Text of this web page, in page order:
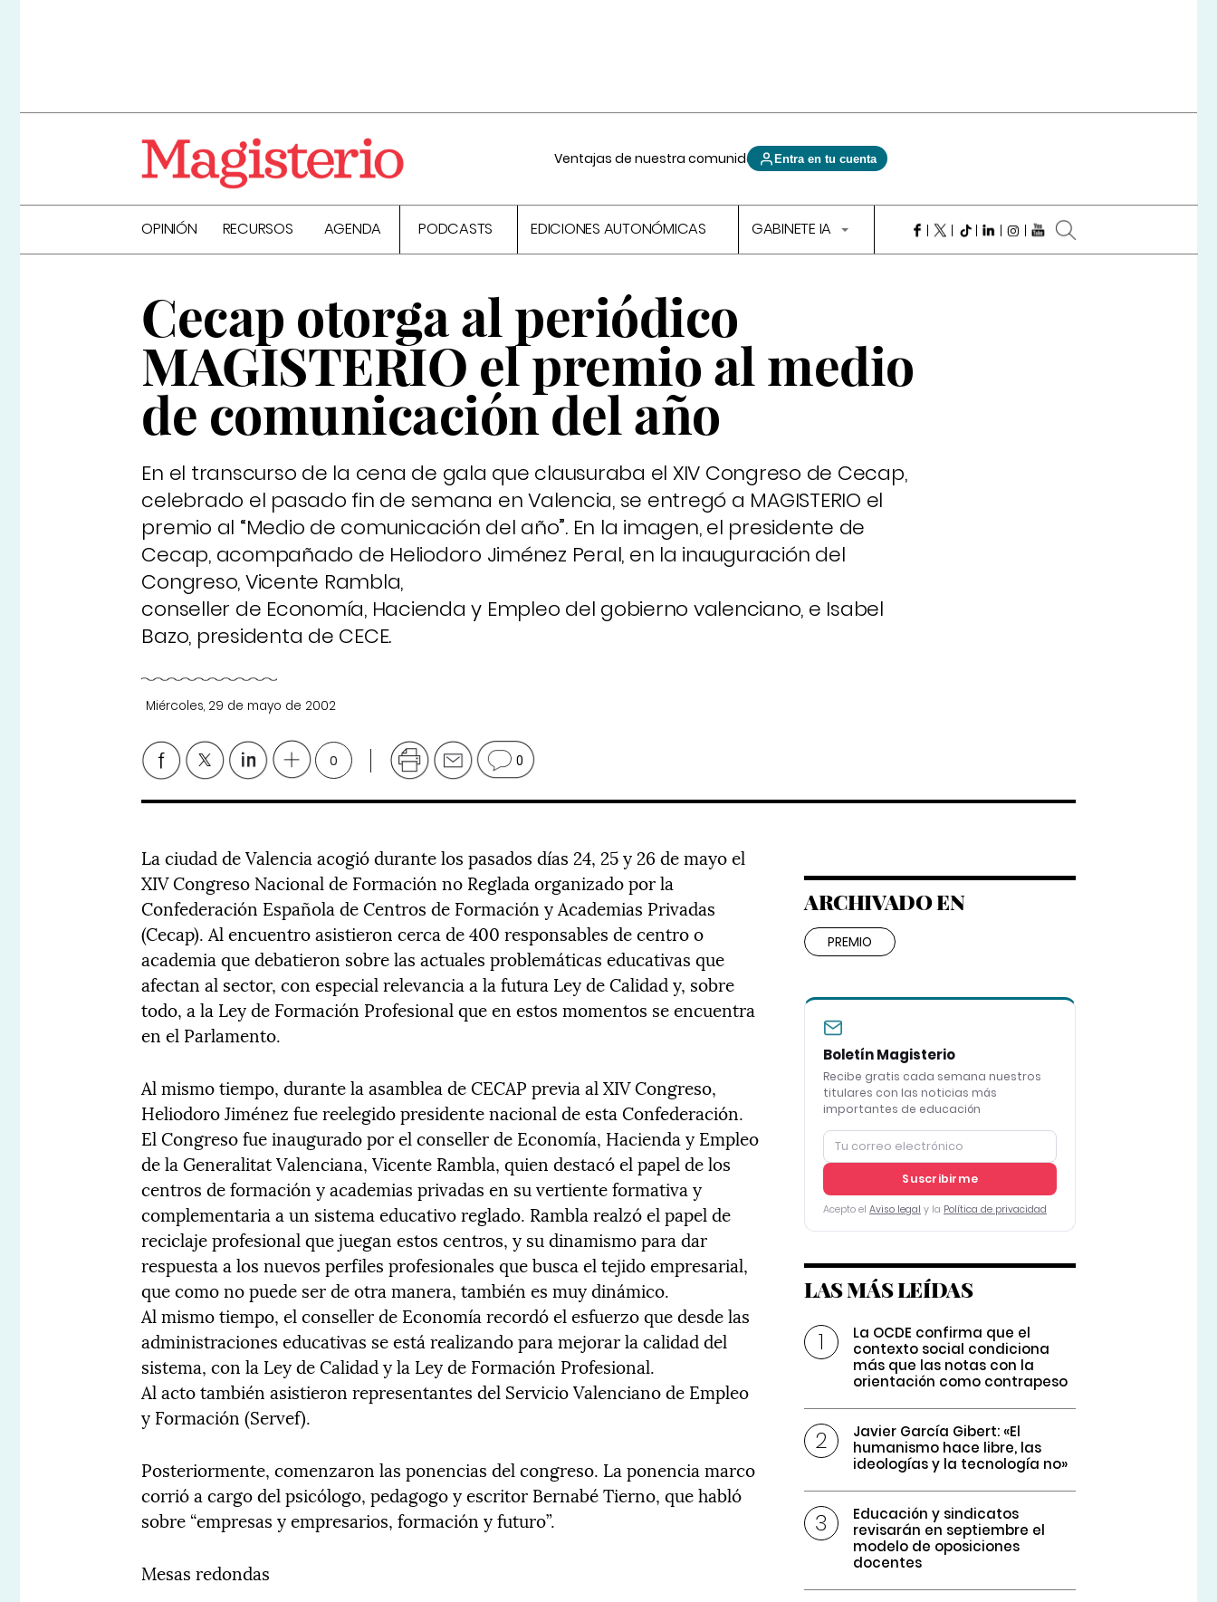
Ventajas de nuestra comunidad Entra en tu cuenta
OPINIÓN RECURSOS AGENDA PODCASTS EDICIONES AUTONÓMICAS GABINETE IA
Cecap otorga al periódico
MAGISTERIO el premio al medio
de comunicación del año
En el transcurso de la cena de gala que clausuraba el XIV Congreso de Cecap,
celebrado el pasado fin de semana en Valencia, se entregó a MAGISTERIO el
premio al “Medio de comunicación del año”. En la imagen, el presidente de
Cecap, acompañado de Heliodoro Jiménez Peral, en la inauguración del
Congreso, Vicente Rambla,
conseller de Economía, Hacienda y Empleo del gobierno valenciano, e Isabel
Bazo, presidenta de CECE.
Miércoles, 29 de mayo de 2002
0 0
La ciudad de Valencia acogió durante los pasados días 24, 25 y 26 de mayo el
XIV Congreso Nacional de Formación no Reglada organizado por la
Confederación Española de Centros de Formación y Academias Privadas
(Cecap). Al encuentro asistieron cerca de 400 responsables de centro o
academia que debatieron sobre las actuales problemáticas educativas que
afectan al sector, con especial relevancia a la futura Ley de Calidad y, sobre
todo, a la Ley de Formación Profesional que en estos momentos se encuentra
en el Parlamento.
Al mismo tiempo, durante la asamblea de CECAP previa al XIV Congreso,
Heliodoro Jiménez fue reelegido presidente nacional de esta Confederación.
El Congreso fue inaugurado por el conseller de Economía, Hacienda y Empleo
de la Generalitat Valenciana, Vicente Rambla, quien destacó el papel de los
centros de formación y academias privadas en su vertiente formativa y
complementaria a un sistema educativo reglado. Rambla realzó el papel de
reciclaje profesional que juegan estos centros, y su dinamismo para dar
respuesta a los nuevos perfiles profesionales que busca el tejido empresarial,
que como no puede ser de otra manera, también es muy dinámico.
Al mismo tiempo, el conseller de Economía recordó el esfuerzo que desde las
administraciones educativas se está realizando para mejorar la calidad del
sistema, con la Ley de Calidad y la Ley de Formación Profesional.
Al acto también asistieron representantes del Servicio Valenciano de Empleo
y Formación (Servef).
Posteriormente, comenzaron las ponencias del congreso. La ponencia marco
corrió a cargo del psicólogo, pedagogo y escritor Bernabé Tierno, que habló
sobre “empresas y empresarios, formación y futuro”.
Mesas redondas
ARCHIVADO EN
PREMIO
Boletín Magisterio
Recibe gratis cada semana nuestros
titulares con las noticias más
importantes de educación
Suscribirme
Acepto el Aviso legal y la Política de privacidad
LAS MÁS LEÍDAS
La OCDE confirma que el
contexto social condiciona
más que las notas con la
orientación como contrapeso
Javier García Gibert: «El
humanismo hace libre, las
ideologías y la tecnología no»
Educación y sindicatos
revisarán en septiembre el
modelo de oposiciones
docentes